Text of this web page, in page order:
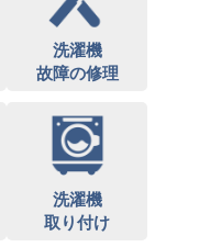
洗濯機
故障の修理
洗濯機
取り付け